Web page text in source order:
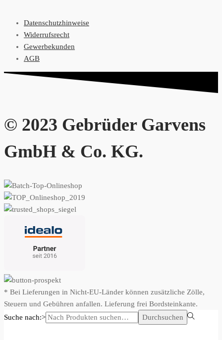
Datenschutzhinweise
Widerrufsrecht
Gewerbekunden
AGB
© 2023 Gebrüder Garvens
GmbH & Co. KG.
* Bei Lieferungen in Nicht-EU-Länder können zusätzliche Zölle,
Steuern und Gebühren anfallen. Lieferung frei Bordsteinkante.
Suche nach:>
Durchsuchen